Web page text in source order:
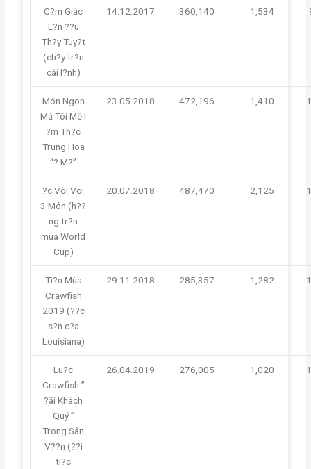
C?m Giác
L?n ??u
Th?y Tuy?t
(ch?y tr?n
cái l?nh)
14.12.2017 360,140 1,534
Món Ngon
Mà Tôi Mê |
?m Th?c
Trung Hoa
“? M?”
23.05.2018 472,196 1,410
?c Vòi Voi
3 Món (h??
ng tr?n
mùa World
Cup)
20.07.2018 487,470 2,125
Ti?n Mùa
Crawfish
2019 (??c
s?n c?a
Louisiana)
29.11.2018 285,357 1,282
Lu?c
Crawfish ”
?ãi Khách
Quý ”
Trong Sân
V??n (??i
ti?c
26.04.2019 276,005 1,020